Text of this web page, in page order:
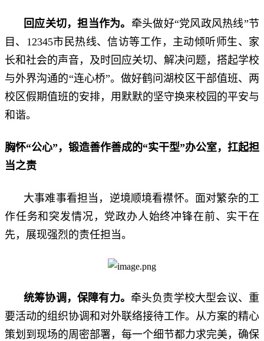
回应关切，担当作为。 牵头做好“党风政风热线”节
目、12345市民热线、信访等工作，主动倾听师生、家
长和社会的声音，及时回应关切、解决问题，搭起学校
与外界沟通的“连心桥”。做好鹤问湖校区干部值班、两
校区假期值班的安排，用默默的坚守换来校园的平安与
和谐。
胸怀“公心”，锻造善作善成的“实干型”办公室，扛起担
当之责
大事难事看担当，逆境顺境看襟怀。面对繁杂的工
作任务和突发情况，党政办人始终冲锋在前、实干在
先，展现强烈的责任担当。
统筹协调，保障有力。 牵头负责学校大型会议、重
要活动的组织协调和对外联络接待工作。从方案的精心
策划到现场的周密部署，每一个细节都力求完美，确保